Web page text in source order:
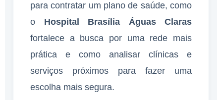
para contratar um plano de saúde, como
o Hospital Brasília Águas Claras
fortalece a busca por uma rede mais
prática e como analisar clínicas e
serviços próximos para fazer uma
escolha mais segura.